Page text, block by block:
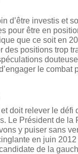
d’être investis et
pour être en
que ce soit en
des positions trop
le combat
doit relever le défi
Le Président de la
y puiser sans
en juin
de la